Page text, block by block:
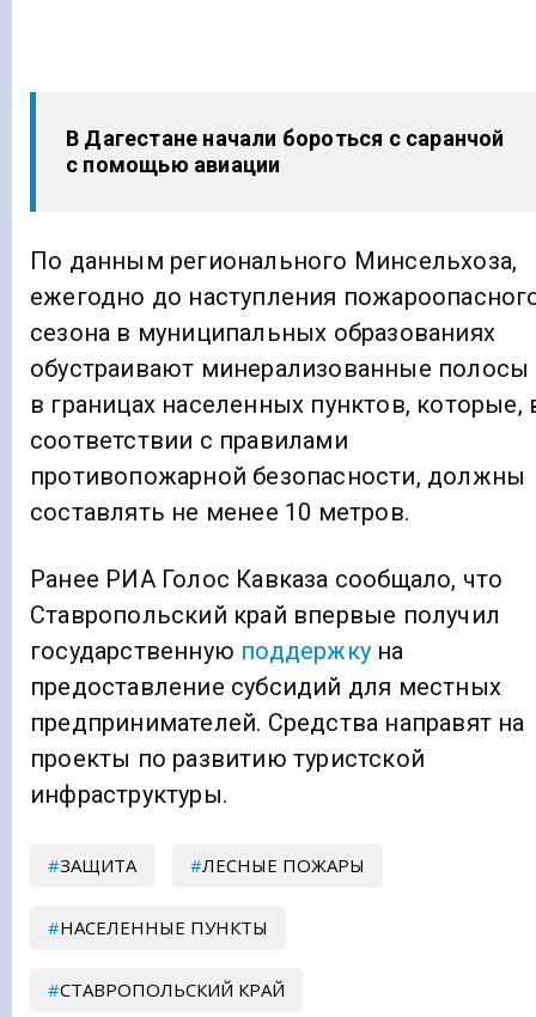
В Дагестане начали бороться с саранчой
с помощью авиации
По данным регионального Минсельхоза,
ежегодно до наступления
сезона в муниципальных образованиях
обустраивают минерализованные полосы
в границах населенных пунктов, которые,
соответствии с правилами
противопожарной безопасности, должны
составлять не менее 10 метров.
Ранее РИА Голос Кавказа сообщало, что
Ставропольский край впервые получил
государственную поддержку на
предоставление субсидий для местных
предпринимателей. Средства направят на
проекты по развитию туристской
инфраструктуры.
ЗАЩИТА ЛЕСНЫЕ ПОЖАРЫ
НАСЕЛЕННЫЕ ПУНКТЫ
СТАВРОПОЛЬСКИЙ КРАЙ